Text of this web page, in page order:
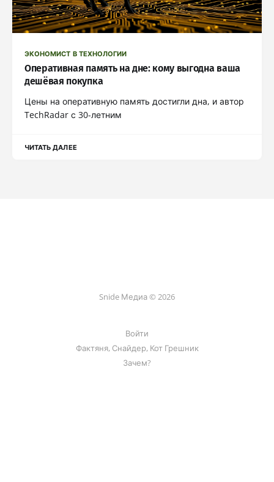
ЭКОНОМИСТ В ТЕХНОЛОГИИ
Оперативная память на дне: кому выгодна ваша
дешёвая покупка
Цены на оперативную память достигли дна, и автор
TechRadar с 30-летним
ЧИТАТЬ ДАЛЕЕ
Snide Медиа © 2026
Войти
Фактяня, Снайдер, Кот Грешник
Зачем?